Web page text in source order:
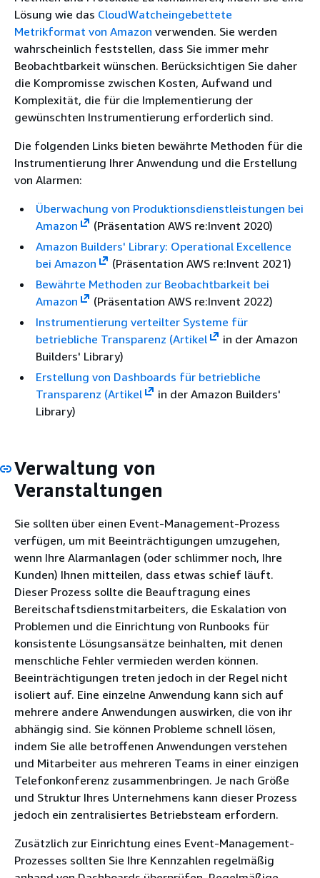
Lösung wie das CloudWatcheingebettete
Metrikformat von Amazon verwenden. Sie werden
wahrscheinlich feststellen, dass Sie immer mehr
Beobachtbarkeit wünschen. Berücksichtigen Sie daher
die Kompromisse zwischen Kosten, Aufwand und
Komplexität, die für die Implementierung der
gewünschten Instrumentierung erforderlich sind.
Die folgenden Links bieten bewährte Methoden für die
Instrumentierung Ihrer Anwendung und die Erstellung
von Alarmen:
Überwachung von Produktionsdienstleistungen bei
Amazon
(Präsentation AWS re:Invent 2020)
Amazon Builders' Library: Operational Excellence
bei Amazon
(Präsentation AWS re:Invent 2021)
Bewährte Methoden zur Beobachtbarkeit bei
Amazon
(Präsentation AWS re:Invent 2022)
Instrumentierung verteilter Systeme für
betriebliche Transparenz (Artikel
in der Amazon
Builders' Library)
Erstellung von Dashboards für betriebliche
Transparenz (Artikel
in der Amazon Builders'
Library)
Verwaltung von
Veranstaltungen
Sie sollten über einen Event-Management-Prozess
verfügen, um mit Beeinträchtigungen umzugehen,
wenn Ihre Alarmanlagen (oder schlimmer noch, Ihre
Kunden) Ihnen mitteilen, dass etwas schief läuft.
Dieser Prozess sollte die Beauftragung eines
Bereitschaftsdienstmitarbeiters, die Eskalation von
Problemen und die Einrichtung von Runbooks für
konsistente Lösungsansätze beinhalten, mit denen
menschliche Fehler vermieden werden können.
Beeinträchtigungen treten jedoch in der Regel nicht
isoliert auf. Eine einzelne Anwendung kann sich auf
mehrere andere Anwendungen auswirken, die von ihr
abhängig sind. Sie können Probleme schnell lösen,
indem Sie alle betroffenen Anwendungen verstehen
und Mitarbeiter aus mehreren Teams in einer einzigen
Telefonkonferenz zusammenbringen. Je nach Größe
und Struktur Ihres Unternehmens kann dieser Prozess
jedoch ein zentralisiertes Betriebsteam erfordern.
Zusätzlich zur Einrichtung eines Event-Management-
Prozesses sollten Sie Ihre Kennzahlen regelmäßig